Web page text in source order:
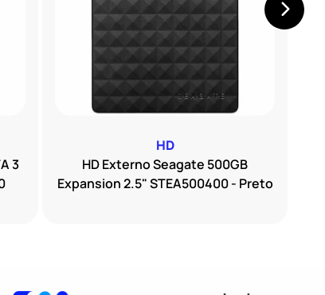
HD
HD Externo Seagate 500GB
Expansion 2.5" STEA500400 - Preto
3